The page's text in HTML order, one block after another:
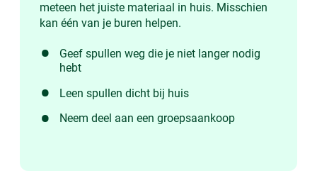
meteen het juiste materiaal in huis. Misschien
kan één van je buren helpen.
Geef spullen weg die je niet langer nodig
hebt
Leen spullen dicht bij huis
Neem deel aan een groepsaankoop